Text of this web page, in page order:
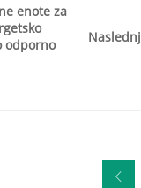
enote za
odporno